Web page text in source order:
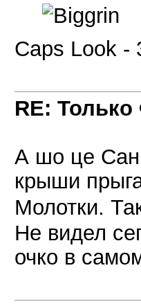
Caps Look
RE:
А шо це
крыши
Молотки.
Не видел
очко в